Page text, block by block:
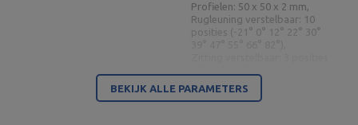
trainingsbank MS-L102 2.0
Profielen: 50 x 50 x 2 mm,
Rugleuning verstelbaar: 10
posities (-21° 0° 12° 22° 30°
Breedte: 65 cm,
Gewicht: 23,5 kg,
BEKIJK ALLE PARAMETERS